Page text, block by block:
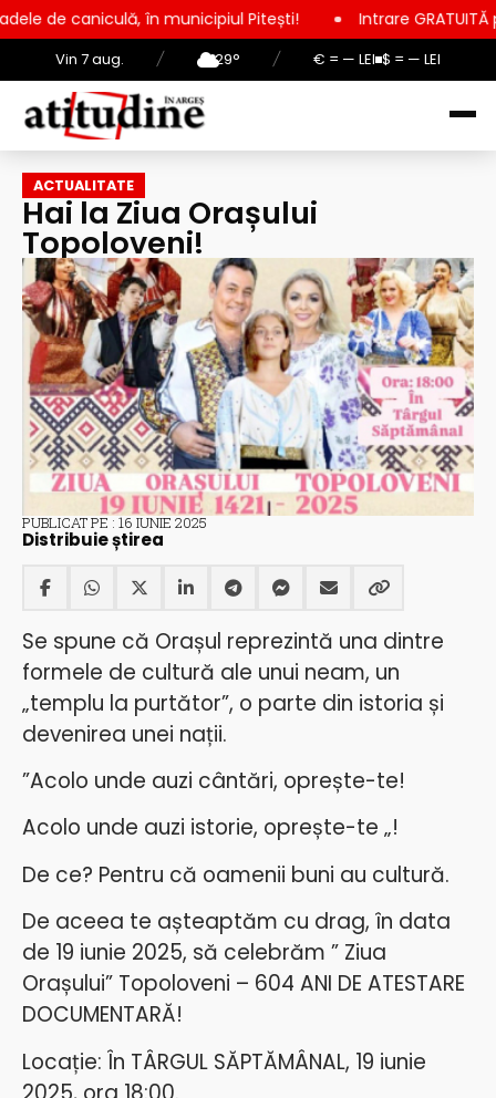
Vin 7 aug. / 29° / € = — LEI $ = — LEI
în municipiul Pitești! Intrare GRATUITĂ pentru copii,
ACTUALITATE
Hai la Ziua Orașului
Topoloveni!
PUBLICAT PE : 16 IUNIE 2025
Distribuie știrea
Se spune că Orașul reprezintă una dintre
formele de cultură ale unui neam, un
„templu la purtător”, o parte din istoria și
devenirea unei nații.
”Acolo unde auzi cântări, oprește-te!
Acolo unde auzi istorie, oprește-te „!
De ce? Pentru că oamenii buni au cultură.
De aceea te așteaptăm cu drag, în data
de 19 iunie 2025, să celebrăm ” Ziua
Orașului” Topoloveni – 604 ANI DE ATESTARE
DOCUMENTARĂ!
Locație: În TÂRGUL SĂPTĂMÂNAL, 19 iunie